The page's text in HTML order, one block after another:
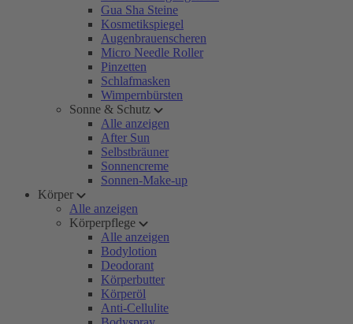
Gua Sha Steine
Kosmetikspiegel
Augenbrauenscheren
Micro Needle Roller
Pinzetten
Schlafmasken
Wimpernbürsten
Sonne & Schutz
Alle anzeigen
After Sun
Selbstbräuner
Sonnencreme
Sonnen-Make-up
Körper
Alle anzeigen
Körperpflege
Alle anzeigen
Bodylotion
Deodorant
Körperbutter
Körperöl
Anti-Cellulite